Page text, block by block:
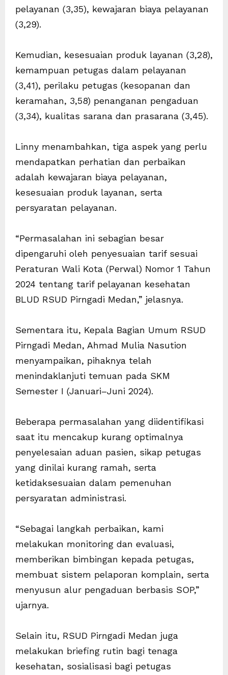
pelayanan (3,35), kewajaran biaya pelayanan
(3,29).
Kemudian, kesesuaian produk layanan (3,28),
kemampuan petugas dalam pelayanan
(3,41), perilaku petugas (kesopanan dan
keramahan, 3,58) penanganan pengaduan
(3,34), kualitas sarana dan prasarana (3,45).
Linny menambahkan, tiga aspek yang perlu
mendapatkan perhatian dan perbaikan
adalah kewajaran biaya pelayanan,
kesesuaian produk layanan, serta
persyaratan pelayanan.
“Permasalahan ini sebagian besar
dipengaruhi oleh penyesuaian tarif sesuai
Peraturan Wali Kota (Perwal) Nomor 1 Tahun
2024 tentang tarif pelayanan kesehatan
BLUD RSUD Pirngadi Medan,” jelasnya.
Sementara itu, Kepala Bagian Umum RSUD
Pirngadi Medan, Ahmad Mulia Nasution
menyampaikan, pihaknya telah
menindaklanjuti temuan pada SKM
Semester I (Januari–Juni 2024).
Beberapa permasalahan yang diidentifikasi
saat itu mencakup kurang optimalnya
penyelesaian aduan pasien, sikap petugas
yang dinilai kurang ramah, serta
ketidaksesuaian dalam pemenuhan
persyaratan administrasi.
“Sebagai langkah perbaikan, kami
melakukan monitoring dan evaluasi,
memberikan bimbingan kepada petugas,
membuat sistem pelaporan komplain, serta
menyusun alur pengaduan berbasis SOP,”
ujarnya.
Selain itu, RSUD Pirngadi Medan juga
melakukan briefing rutin bagi tenaga
kesehatan, sosialisasi bagi petugas